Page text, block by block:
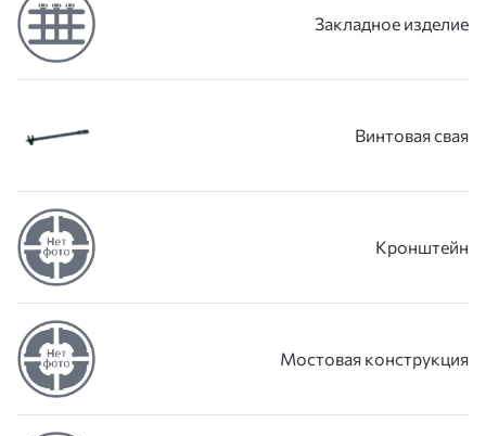
Закладное изделие
Винтовая свая
Кронштейн
Мостовая конструкция